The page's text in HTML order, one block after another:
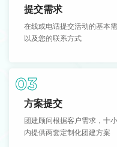
提交需求
在线或电话提交活动的基本
以及您的联系方式
03
方案提交
团建顾问根据客户需求，十
内提供两套定制化团建方案